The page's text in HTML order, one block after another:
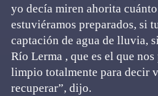
yo decía miren ahorita
estuviéramos preparados, si
captación de agua de lluvia,
Río Lerma , que es el que
limpio totalmente para decir
recuperar”, dijo.